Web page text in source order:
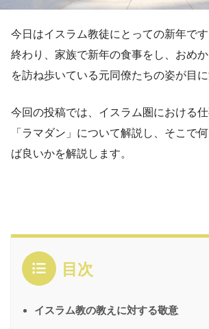
今日はイスラム教徒にとっての新年で
終わり、家族で新年の食事をし、おめ
を訪ね歩いている元同僚たちの姿が目に
今回の投稿では、イスラム圏における
「ラマダン」について解説し、そこで
ば良いかを解説します。
目次
イスラム教の教えに対する敬意